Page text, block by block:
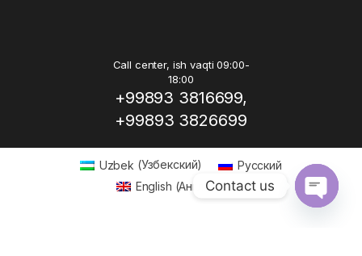
Call center, ish vaqti 09:00-
18:00
+99893 3816699,
+99893 3826699
Uzbek (Узбекский)
Русский
English (Английский)
Contact us